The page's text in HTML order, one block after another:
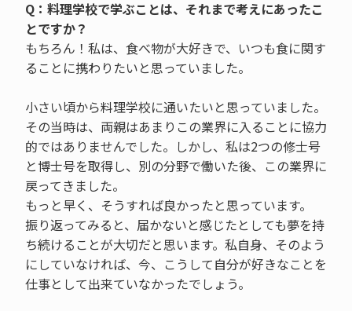
Q：料理学校で学ぶことは、それまで考えにあったこ
とですか？
もちろん！私は、食べ物が大好きで、いつも食に関す
ることに携わりたいと思っていました。
小さい頃から料理学校に通いたいと思っていました。
その当時は、両親はあまりこの業界に入ることに協力
的ではありませんでした。しかし、私は2つの修士号
と博士号を取得し、別の分野で働いた後、この業界に
戻ってきました。
もっと早く、そうすれば良かったと思っています。
振り返ってみると、届かないと感じたとしても夢を持
ち続けることが大切だと思います。私自身、そのよう
にしていなければ、今、こうして自分が好きなことを
仕事として出来ていなかったでしょう。